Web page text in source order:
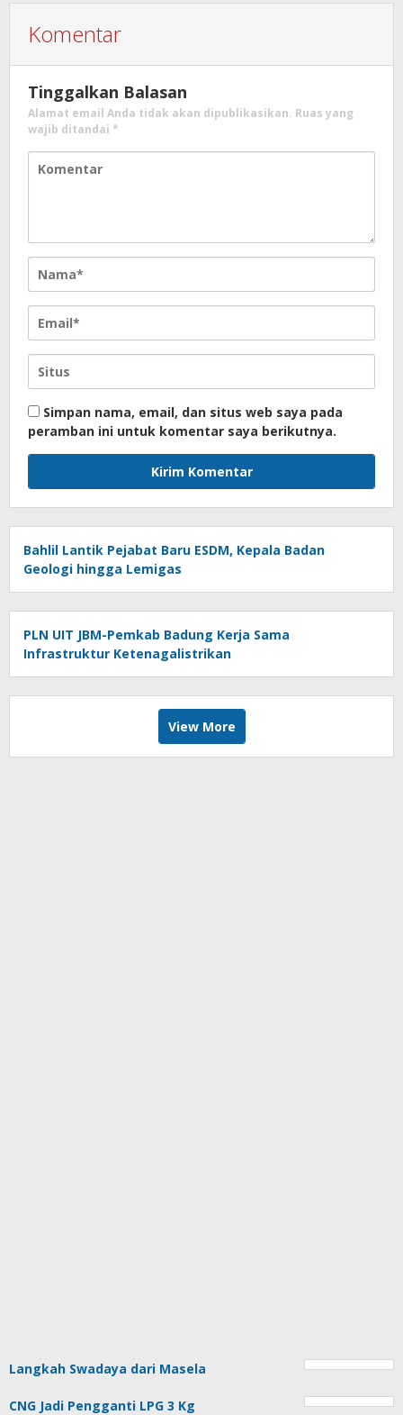
Komentar
Tinggalkan Balasan
Alamat email Anda tidak akan dipublikasikan. Ruas yang
wajib ditandai *
Simpan nama, email, dan situs web saya pada
peramban ini untuk komentar saya berikutnya.
Bahlil Lantik Pejabat Baru ESDM, Kepala Badan
Geologi hingga Lemigas
PLN UIT JBM-Pemkab Badung Kerja Sama
Infrastruktur Ketenagalistrikan
View More
Langkah Swadaya dari Masela
CNG Jadi Pengganti LPG 3 Kg